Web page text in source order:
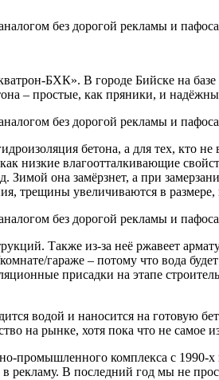
БХК». В городе Бийске на
простые, как пряники, и
бетона, а для тех, кто
низкие влагоотталкивающие
она замёрзнет, а при
трещины увеличиваются в
Также из-за неё ржавеет
гараже – потому что вода
присадки на этапе
водой и наносится на готовую
на рынке, хотя пока что не самое
промышленного комплекса с 1990-
рекламу. В последний год мы не